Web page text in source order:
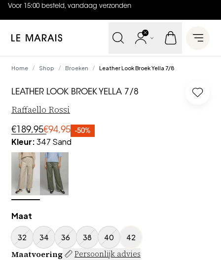
Voor 15:00 besteld, vandaag verzonden
4.9 uit5 (737 reviews)
Le Marais Open
Home / Shop / Broeken / Leather Look Broek Yella 7/8
LEATHER LOOK BROEK YELLA 7/8 Log
Raffaello Rossi
€189,95€94,95 -50%
Kleur:347 Sand
Maat
32 34 36 38 40 42
Maatvoering
Persoonlijk advies